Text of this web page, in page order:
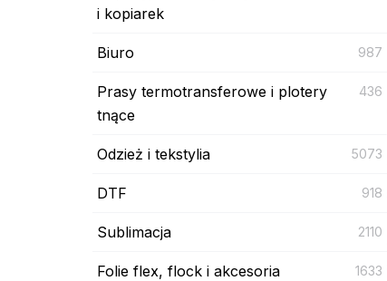
i kopiarek
Biuro 987
Prasy termotransferowe i plotery
tnące
436
Odzież i tekstylia 5073
DTF 918
Sublimacja 2110
Folie flex, flock i akcesoria 1633